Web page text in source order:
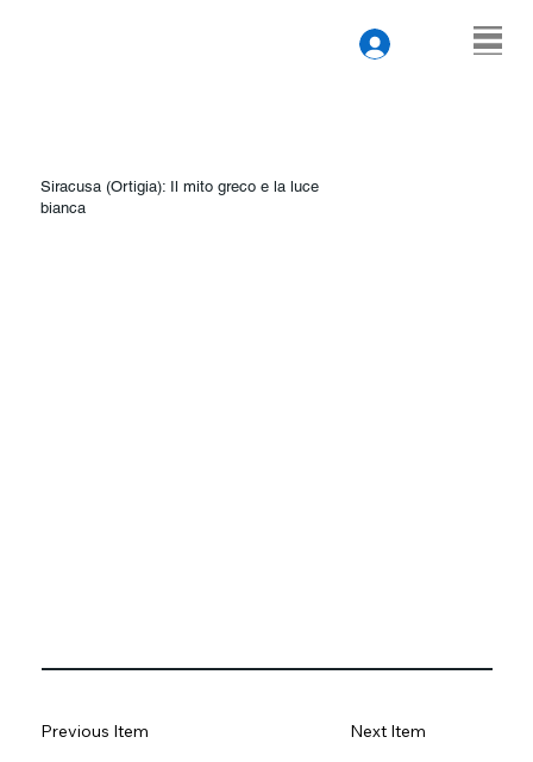
Siracusa (Ortigia): Il mito greco e la luce
bianca
Previous Item Next Item